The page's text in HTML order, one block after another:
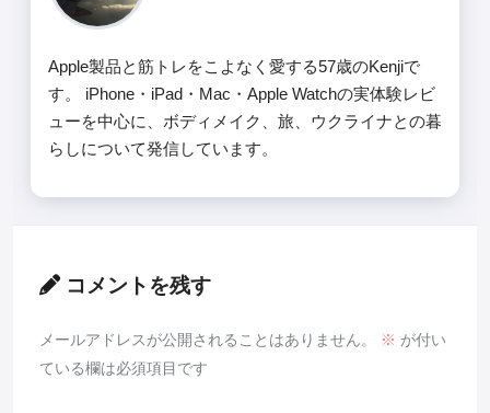
Apple製品と筋トレをこよなく愛する57歳のKenjiで
す。 iPhone・iPad・Mac・Apple Watchの実体験レビ
ューを中心に、ボディメイク、旅、ウクライナとの暮
らしについて発信しています。
コメントを残す
メールアドレスが公開されることはありません。 ※ が付い
ている欄は必須項目です